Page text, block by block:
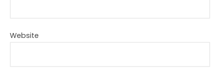
Website